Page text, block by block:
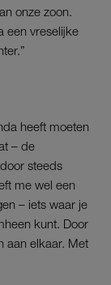
onze zoon.
een vreselijke
heeft moeten
– de
steeds
me wel een
– iets waar je
kunt. Door
aan elkaar. Met